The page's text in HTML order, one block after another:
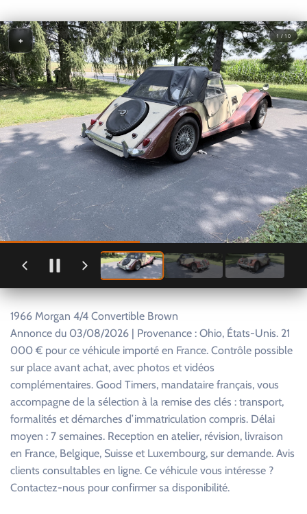
1 / 10
+
1966 Morgan 4/4 Convertible Brown
Annonce du 03/08/2026 | Provenance : Ohio, États-Unis. 21
000 € pour ce véhicule importé en France. Contrôle possible
sur place avant achat, avec photos et vidéos
complémentaires. Good Timers, mandataire français, vous
accompagne de la sélection à la remise des clés : transport,
formalités et démarches d’immatriculation compris. Délai
moyen : 7 semaines. Reception en atelier, révision, livraison
en France, Belgique, Suisse et Luxembourg, sur demande. Avis
clients consultables en ligne. Ce véhicule vous intéresse ?
Contactez-nous pour confirmer sa disponibilité.